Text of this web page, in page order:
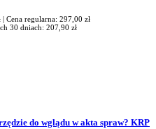
| Cena regularna: 297,00 zł
30 dniach: 207,90 zł
do wglądu w akta spraw? KRP